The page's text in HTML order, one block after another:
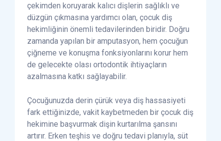
çekimden koruyarak kalıcı dişlerin sağlıklı ve
düzgün çıkmasına yardımcı olan, çocuk diş
hekimliğinin önemli tedavilerinden biridir. Doğru
zamanda yapılan bir amputasyon, hem çocuğun
çiğneme ve konuşma fonksiyonlarını korur hem
de gelecekte olası ortodontik ihtiyaçların
azalmasına katkı sağlayabilir.
Çocuğunuzda derin çürük veya diş hassasiyeti
fark ettiğinizde, vakit kaybetmeden bir çocuk diş
hekimine başvurmak dişin kurtarılma şansını
artırır. Erken teşhis ve doğru tedavi planıyla, süt